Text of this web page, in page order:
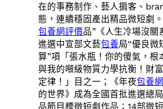
在的事務制作、藝人掮客、
態，連續穩固產出精品微短劇
包養網評價品”《人生冷場沒關
進選中宣部文藝包養局“優良微
算”項「張水瓶！你的傻氣，根
與我的噸級物質力學抗衡！財
定律！」目之一；《年夜包養
的世界》成為全國首批進選總
品節目標微短劇作品；14部微